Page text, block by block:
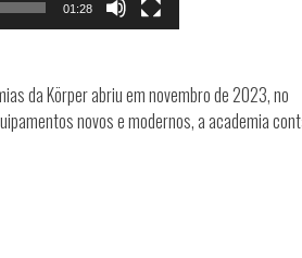
01:28
da Körper abriu em novembro de 2023, no
novos e modernos, a academia